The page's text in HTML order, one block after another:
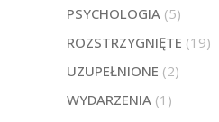
PSYCHOLOGIA (5)
ROZSTRZYGNIĘTE (19)
UZUPEŁNIONE (2)
WYDARZENIA (1)